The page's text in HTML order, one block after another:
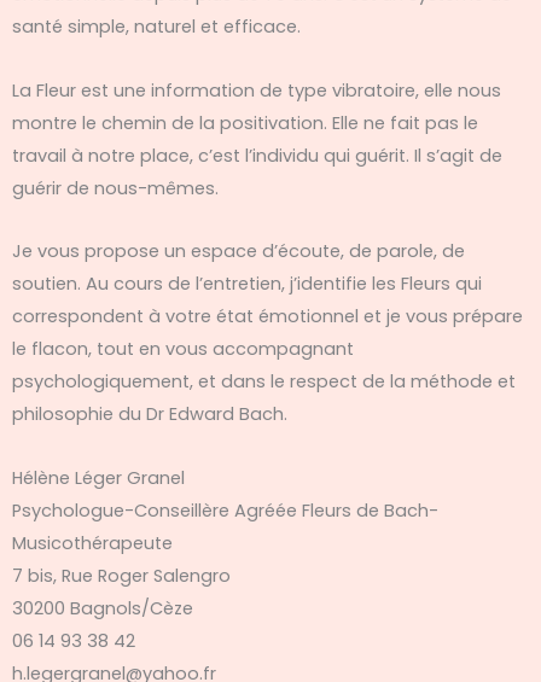
santé simple, naturel et efficace.
La Fleur est une information de type vibratoire, elle nous
montre le chemin de la positivation. Elle ne fait pas le
travail à notre place, c’est l’individu qui guérit. Il s’agit de
guérir de nous-mêmes.
Je vous propose un espace d’écoute, de parole, de
soutien. Au cours de l’entretien, j’identifie les Fleurs qui
correspondent à votre état émotionnel et je vous prépare
le flacon, tout en vous accompagnant
psychologiquement, et dans le respect de la méthode et
philosophie du Dr Edward Bach.
Hélène Léger Granel
Psychologue-Conseillère Agréée Fleurs de Bach-
Musicothérapeute
7 bis, Rue Roger Salengro
30200 Bagnols/Cèze
06 14 93 38 42
h.legergranel@yahoo.fr